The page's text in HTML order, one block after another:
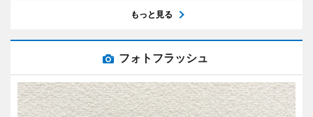
もっと見る
フォトフラッシュ